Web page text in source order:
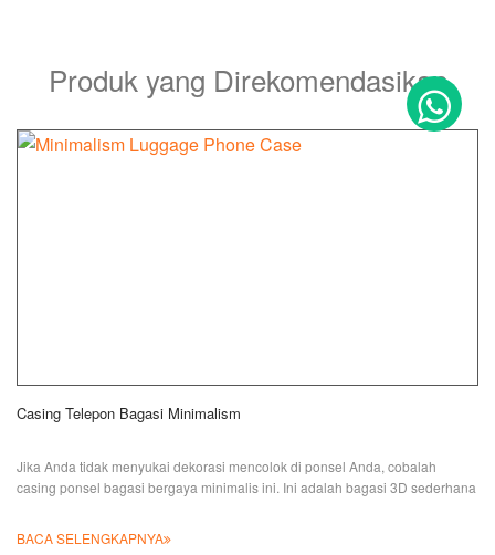
Produk yang Direkomendasikan
Casing Telepon Bagasi Minimalism
Jika Anda tidak menyukai dekorasi mencolok di ponsel Anda, cobalah
casing ponsel bagasi bergaya minimalis ini. Ini adalah bagasi 3D sederhana
BACA SELENGKAPNYA